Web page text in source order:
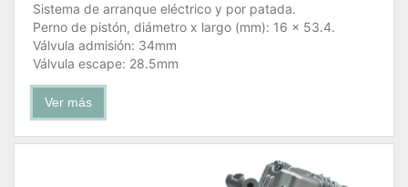
Sistema de arranque eléctrico y por patada.
Perno de pistón, diámetro x largo (mm): 16 x 53.4.
Válvula admisión: 34mm
Válvula escape: 28.5mm
Ver más